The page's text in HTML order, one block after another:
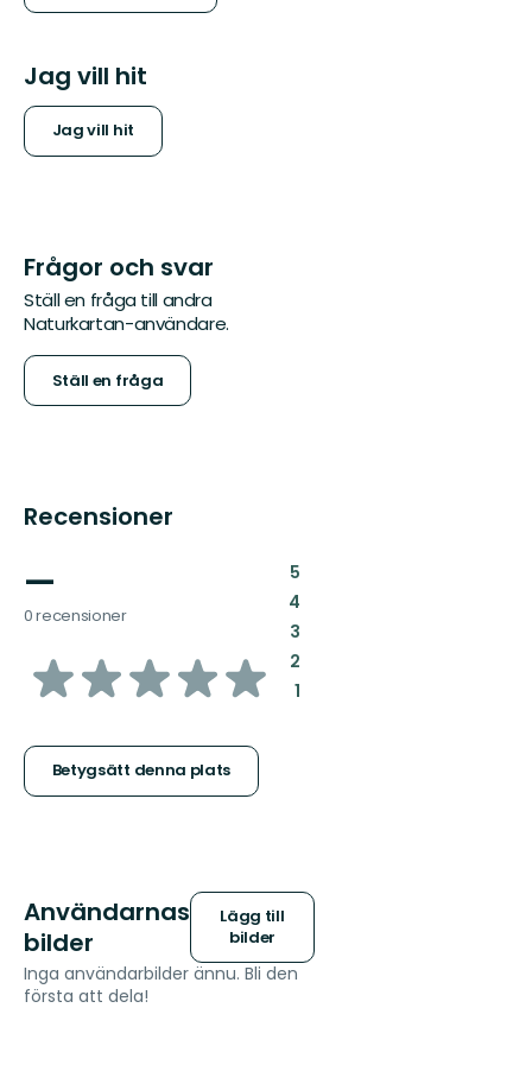
Jag vill hit
Jag vill hit
Frågor och svar
Ställ en fråga till andra
Naturkartan-användare.
Ställ en fråga
Recensioner
—
0 recensioner
av
stjärnor
Betygsätt denna plats
5:
4:
3:
2:
1:
Användarnas
bilder
Lägg till
bilder
Inga användarbilder ännu. Bli den
första att dela!